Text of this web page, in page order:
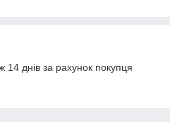
днів за рахунок покупця